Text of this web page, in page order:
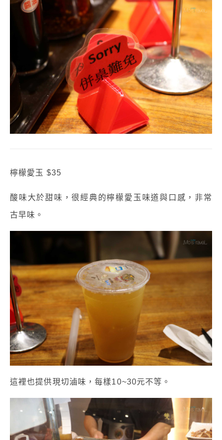
檸檬愛玉 $35
酸味大於甜味，很經典的檸檬愛玉味道與口感，非常
古早味。
這裡也提供現切滷味，每樣10~30元不等。